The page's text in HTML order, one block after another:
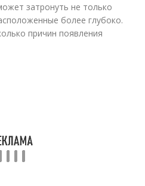
затронуть не только
более глубоко.
причин появления